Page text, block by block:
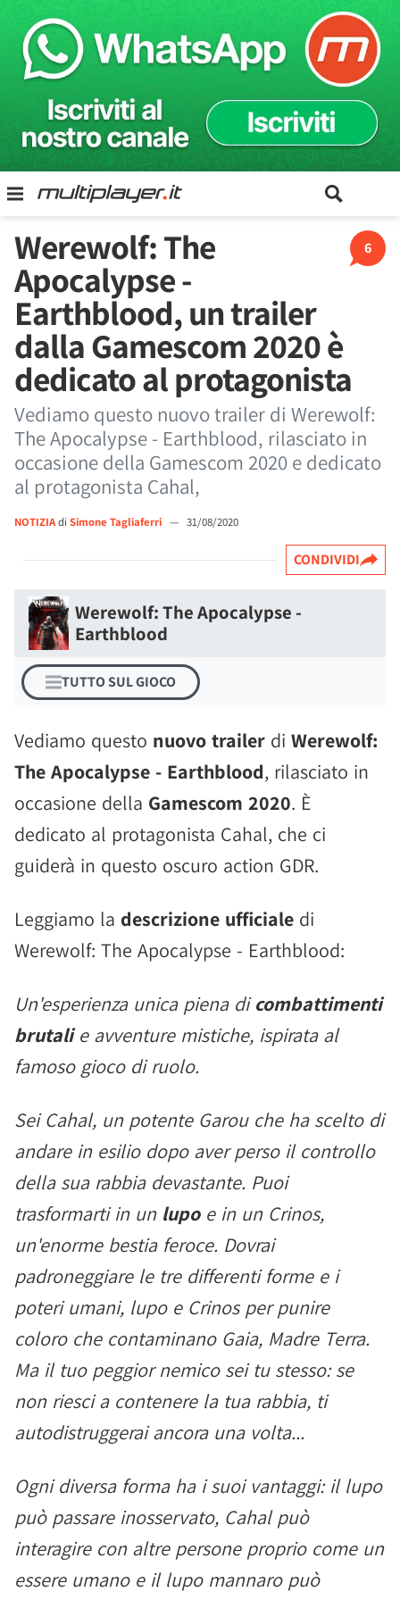
6
Werewolf: The
Apocalypse -
Earthblood, un trailer
dalla Gamescom 2020 è
dedicato al protagonista
Vediamo questo nuovo trailer di Werewolf:
The Apocalypse - Earthblood, rilasciato in
occasione della Gamescom 2020 e dedicato
al protagonista Cahal,
NOTIZIAdi Simone Tagliaferri — 31/08/2020
CONDIVIDI
Werewolf: The Apocalypse -
Earthblood
TUTTO SUL GIOCO
Vediamo questo nuovo trailer di Werewolf:
The Apocalypse - Earthblood, rilasciato in
occasione della Gamescom 2020. È
dedicato al protagonista Cahal, che ci
guiderà in questo oscuro action GDR.
Leggiamo la descrizione ufficiale di
Werewolf: The Apocalypse - Earthblood:
Un'esperienza unica piena dicombattimenti
brutalie avventure mistiche, ispirata al
famoso gioco di ruolo.
Sei Cahal, un potente Garou che ha scelto di
andare in esilio dopo aver perso il controllo
della sua rabbia devastante. Puoi
trasformarti in un lupo e in un Crinos,
un'enorme bestia feroce. Dovrai
padroneggiare le tre differenti forme e i
poteri umani, lupo e Crinos per punire
coloro che contaminano Gaia, Madre Terra.
Ma il tuo peggior nemico sei tu stesso: se
non riesci a contenere la tua rabbia, ti
autodistruggerai ancora una volta...
Ogni diversa forma ha i suoi vantaggi: il lupo
può passare inosservato, Cahal può
interagire con altre persone proprio come un
essere umano e il lupo mannaro può